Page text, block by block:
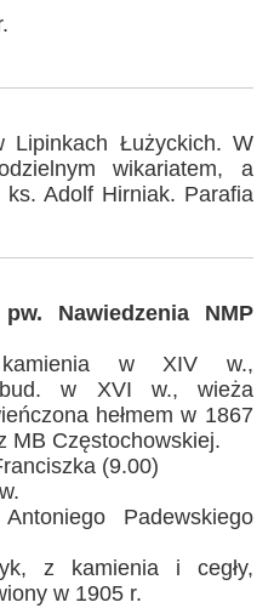
Łużyckich. W
wikariatem, a
Adolf Hirniak. Parafia
Nawiedzenia NMP
w XIV w.,
w XVI w., wieża
hełmem w 1867
MB Częstochowskiej.
(9.00)
Padewskiego
z kamienia i cegły,
w 1905 r.